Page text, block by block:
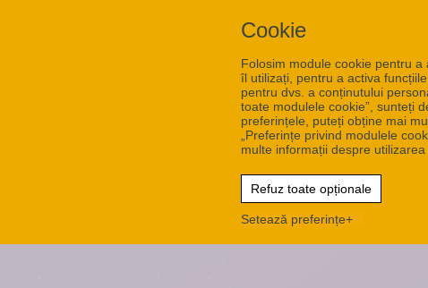
Cookie
Folosim module cookie pentru
îl utilizați, pentru a activa
pentru dvs. a conținutului
toate modulele cookie”, sunteți
preferințele, puteți obține mai
„Preferințe privind modulele
multe informații despre
Refuz toate opționale
Setează preferințe